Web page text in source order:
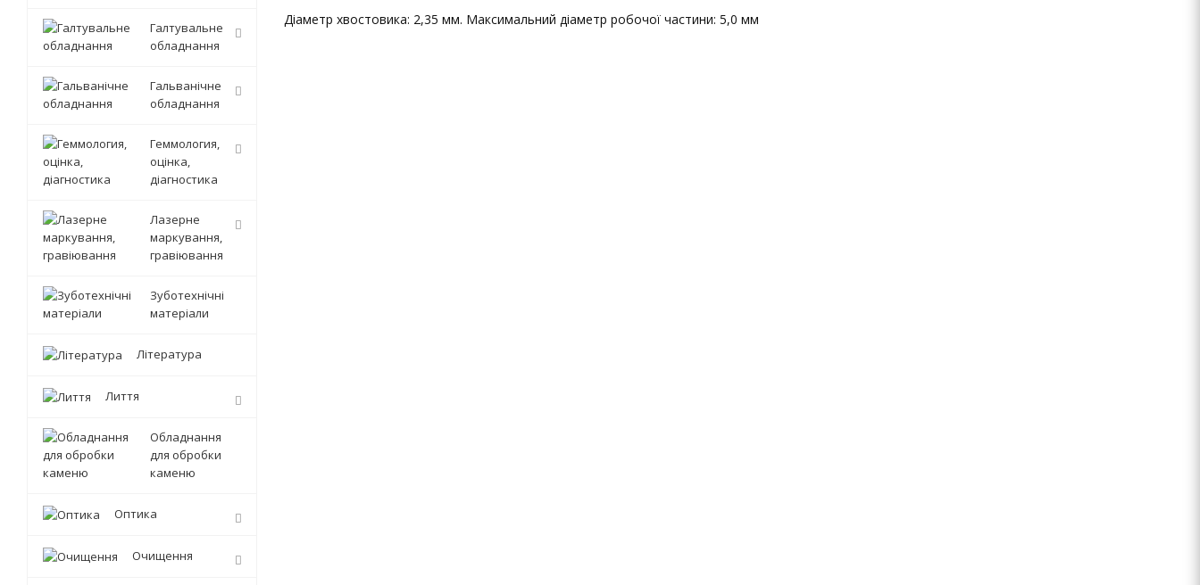
Діаметр хвостовика: 2,35 мм. Максимальний діаметр робочої частини: 5,0 мм
Галтувальне
обладнання
Гальванічне
обладнання
Геммология,
оцінка,
діагностика
Лазерне
маркування,
гравіювання
Зуботехнічні
матеріали
Література
Лиття
Обладнання
для обробки
каменю
Оптика
Очищення